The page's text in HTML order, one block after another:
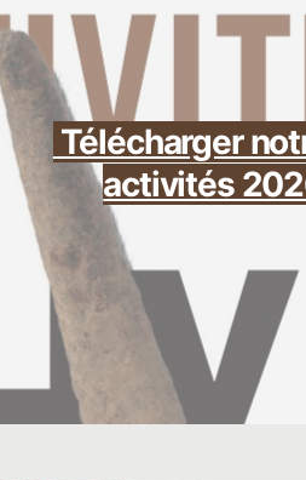
Télécharger
activités